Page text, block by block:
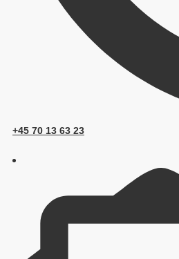
+45 70 13 63 23